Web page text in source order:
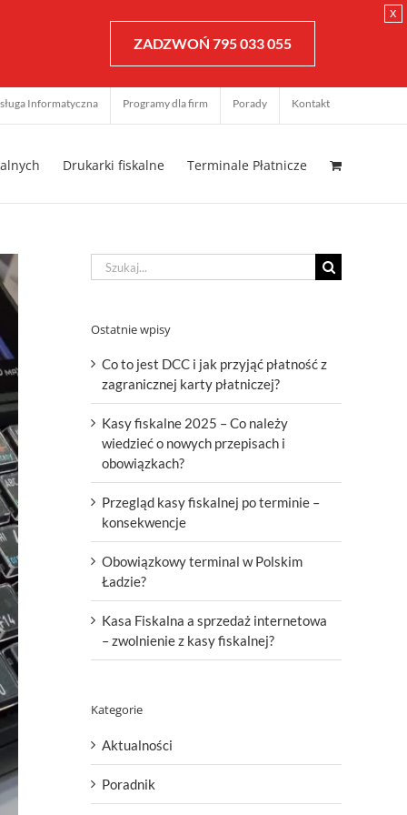
Informatyczna Programy dla firm Porady Kontakt
Drukarki fiskalne Terminale Płatnicze
Szukaj
Ostatnie wpisy
Co to jest DCC i jak przyjąć płatność z
zagranicznej karty płatniczej?
Kasy fiskalne 2025 – Co należy
wiedzieć o nowych przepisach i
obowiązkach?
Przegląd kasy fiskalnej po terminie –
konsekwencje
Obowiązkowy terminal w Polskim
Ładzie?
Kasa Fiskalna a sprzedaż internetowa
– zwolnienie z kasy fiskalnej?
Kategorie
Aktualności
Poradnik
ZADZWOŃ 795 033 055
x